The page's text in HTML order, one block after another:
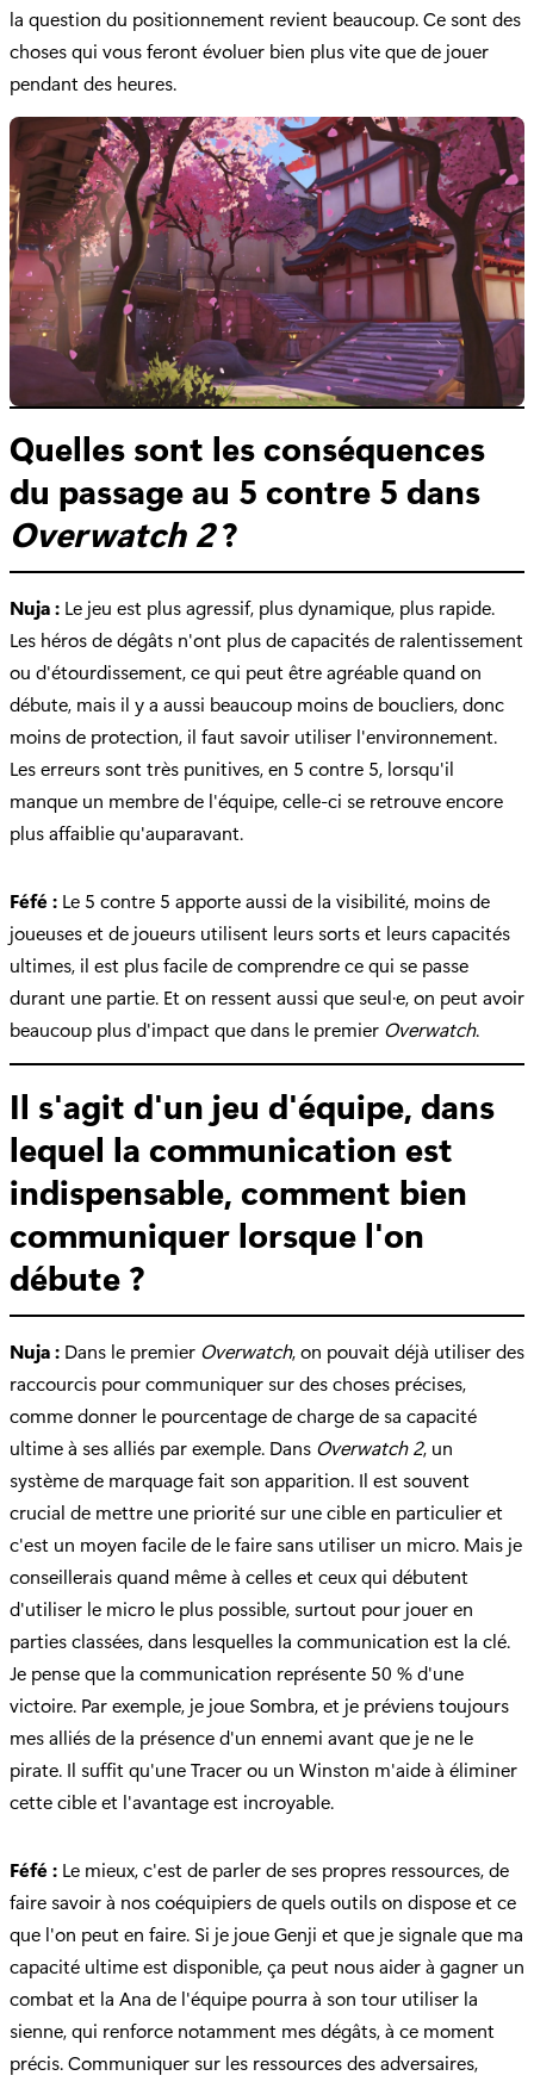
la question du positionnement revient beaucoup. Ce sont des
choses qui vous feront évoluer bien plus vite que de jouer
pendant des heures.
Quelles sont les conséquences
du passage au 5 contre 5 dans
Overwatch 2?
Nuja : Le jeu est plus agressif, plus dynamique, plus rapide.
Les héros de dégâts n'ont plus de capacités de ralentissement
ou d'étourdissement, ce qui peut être agréable quand on
débute, mais il y a aussi beaucoup moins de boucliers, donc
moins de protection, il faut savoir utiliser l'environnement.
Les erreurs sont très punitives, en 5 contre 5, lorsqu'il
manque un membre de l'équipe, celle-ci se retrouve encore
plus affaiblie qu'auparavant.
Féfé : Le 5 contre 5 apporte aussi de la visibilité, moins de
joueuses et de joueurs utilisent leurs sorts et leurs capacités
ultimes, il est plus facile de comprendre ce qui se passe
durant une partie. Et on ressent aussi que seul·e, on peut avoir
beaucoup plus d'impact que dans le premier Overwatch.
Il s'agit d'un jeu d'équipe, dans
lequel la communication est
indispensable, comment bien
communiquer lorsque l'on
débute ?
Nuja : Dans le premier Overwatch, on pouvait déjà utiliser des
raccourcis pour communiquer sur des choses précises,
comme donner le pourcentage de charge de sa capacité
ultime à ses alliés par exemple. Dans Overwatch 2, un
système de marquage fait son apparition. Il est souvent
crucial de mettre une priorité sur une cible en particulier et
c'est un moyen facile de le faire sans utiliser un micro. Mais je
conseillerais quand même à celles et ceux qui débutent
d'utiliser le micro le plus possible, surtout pour jouer en
parties classées, dans lesquelles la communication est la clé.
Je pense que la communication représente 50 % d'une
victoire. Par exemple, je joue Sombra, et je préviens toujours
mes alliés de la présence d'un ennemi avant que je ne le
pirate. Il suffit qu'une Tracer ou un Winston m'aide à éliminer
cette cible et l'avantage est incroyable.
Féfé : Le mieux, c'est de parler de ses propres ressources, de
faire savoir à nos coéquipiers de quels outils on dispose et ce
que l'on peut en faire. Si je joue Genji et que je signale que ma
capacité ultime est disponible, ça peut nous aider à gagner un
combat et la Ana de l'équipe pourra à son tour utiliser la
sienne, qui renforce notamment mes dégâts, à ce moment
précis. Communiquer sur les ressources des adversaires,